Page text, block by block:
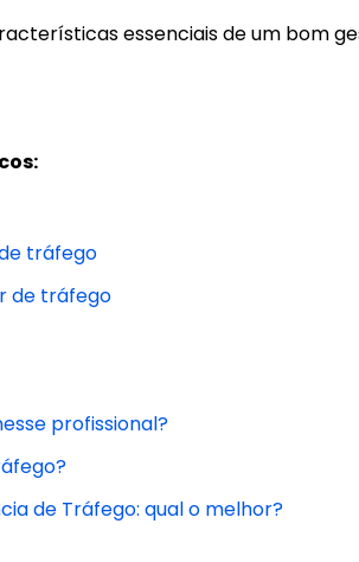
essenciais de um bom
tráfego
de tráfego
profissional?
de Tráfego: qual o melhor?